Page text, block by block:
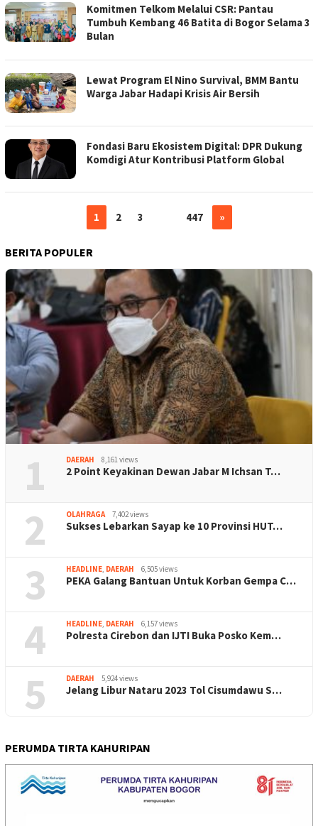
Komitmen Telkom Melalui CSR: Pantau
Tumbuh Kembang 46 Batita di Bogor Selama 3
Bulan
Lewat Program El Nino Survival, BMM Bantu
Warga Jabar Hadapi Krisis Air Bersih
Fondasi Baru Ekosistem Digital: DPR Dukung
Komdigi Atur Kontribusi Platform Global
1 2 3 447 »
BERITA POPULER
1 DAERAH 8,161 views
2 Point Keyakinan Dewan Jabar M Ichsan T…
2 OLAHRAGA 7,402 views
Sukses Lebarkan Sayap ke 10 Provinsi HUT…
3 HEADLINE, DAERAH 6,505 views
PEKA Galang Bantuan Untuk Korban Gempa C…
4 HEADLINE, DAERAH 6,157 views
Polresta Cirebon dan IJTI Buka Posko Kem…
5 DAERAH 5,924 views
Jelang Libur Nataru 2023 Tol Cisumdawu S…
PERUMDA TIRTA KAHURIPAN